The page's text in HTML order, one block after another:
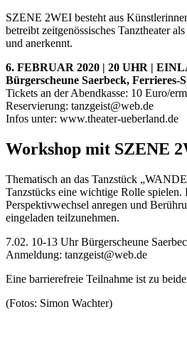
SZENE 2WEI besteht aus
betreibt zeitgenössisches Tanztheater
und anerkennt.
6. FEBRUAR 2020 | 20 UHR |
Bürgerscheune Saerbeck, Ferrieres-
Tickets an der Abendkasse: 10 Euro/
Reservierung: tanzgeist@web.de
Infos unter: www.theater-ueberland.de
Workshop mit SZENE
Thematisch an das Tanzstück
Tanzstücks eine wichtige Rolle
Perspektivwechsel anregen und
eingeladen teilzunehmen.
7.02. 10-13 Uhr Bürgerscheune
Anmeldung: tanzgeist@web.de
Eine barrierefreie Teilnahme ist zu
(Fotos: Simon Wachter)